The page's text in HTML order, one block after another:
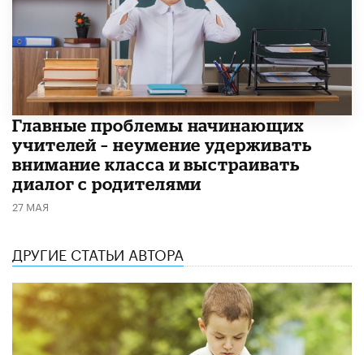
Главные проблемы начинающих
учителей – неумение удерживать
внимание класса и выстраивать
диалог с родителями
27 МАЯ
ДРУГИЕ СТАТЬИ АВТОРА